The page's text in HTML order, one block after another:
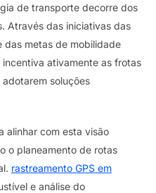
de transporte decorre dos
Através das iniciativas das
das metas de mobilidade
ativamente as frotas
soluções
alinhar com esta visão
o planeamento de rotas
rastreamento GPS em
e análise do